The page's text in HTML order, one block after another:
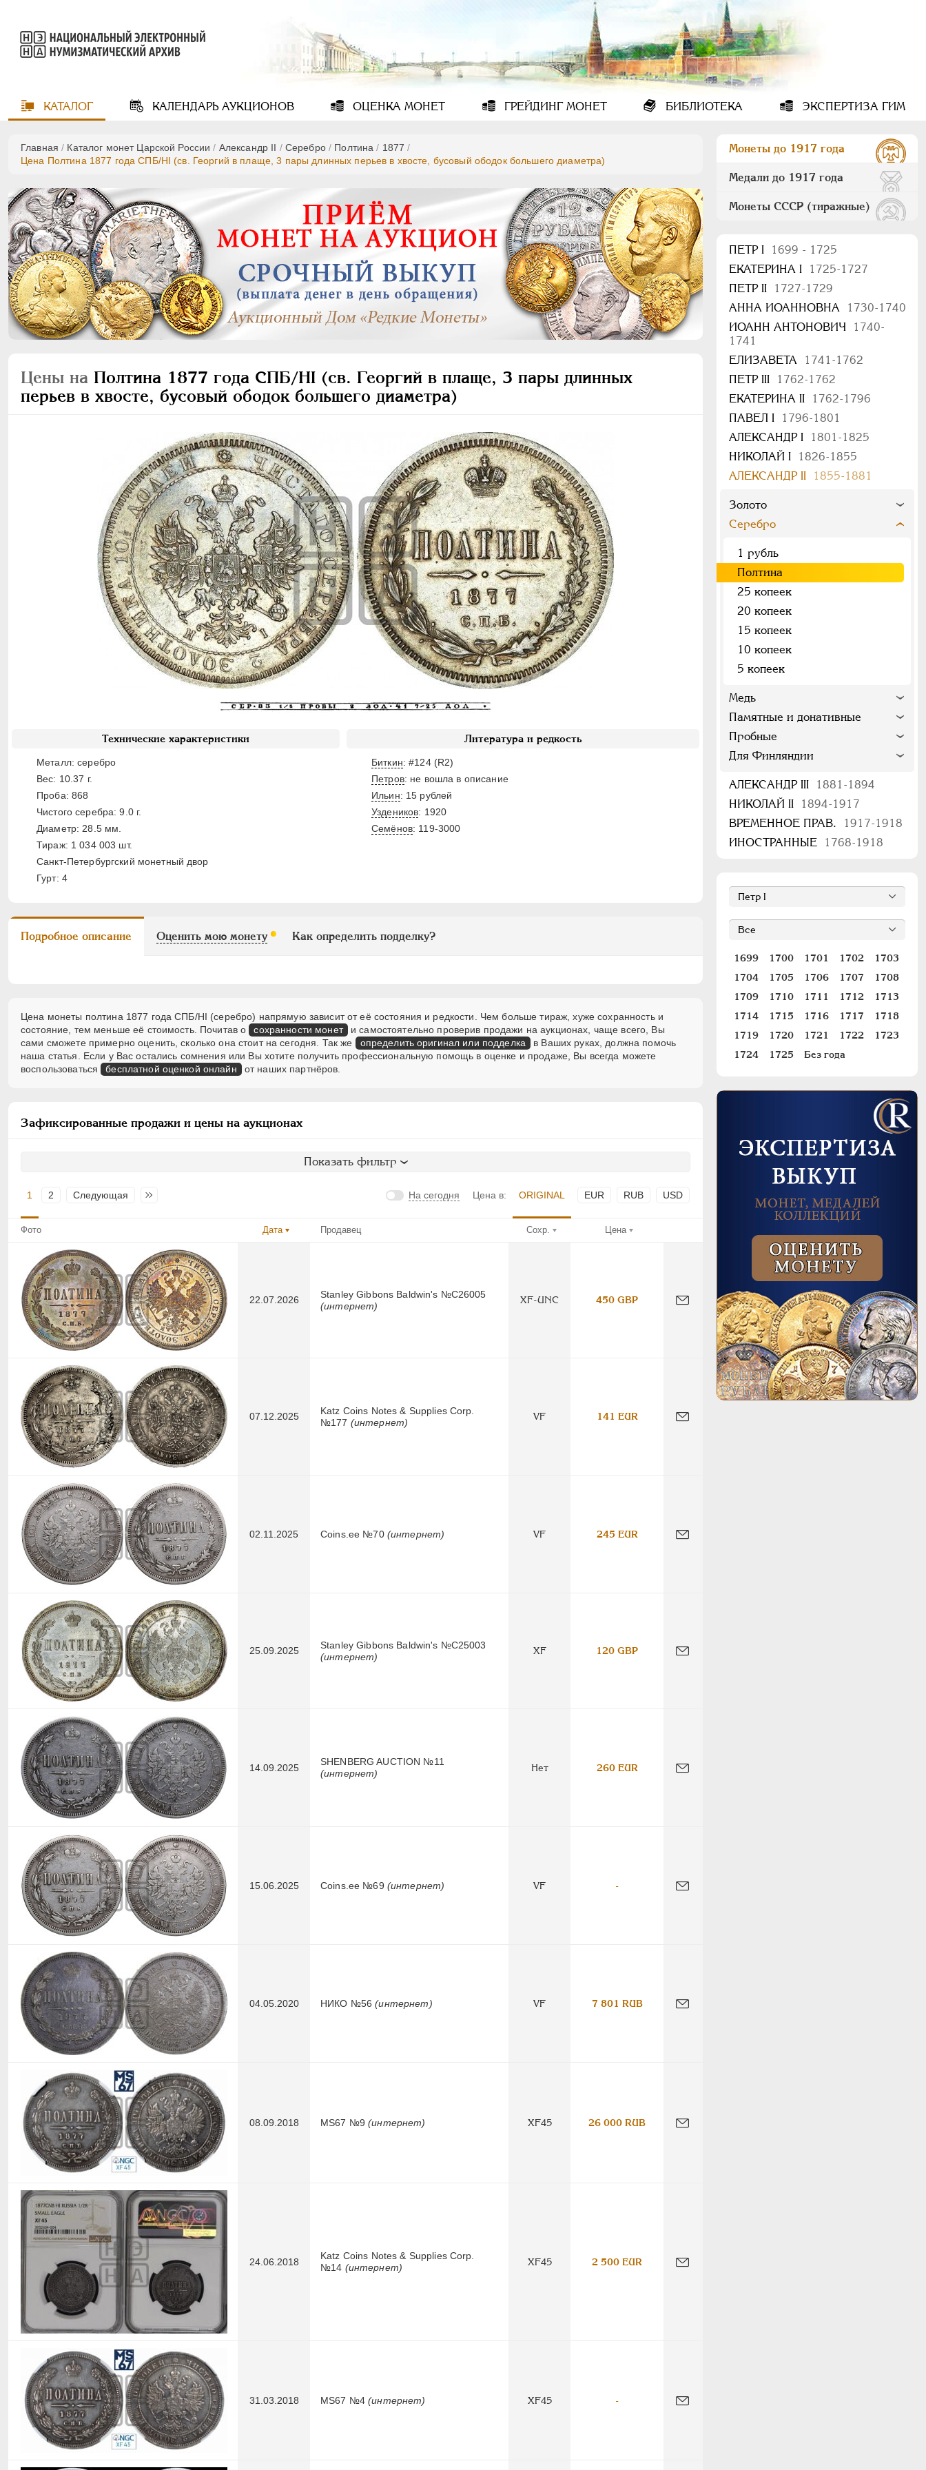
КАТАЛОГ КАЛЕНДАРЬАУКЦИОНОВ ОЦЕНКА МОНЕТ ГРЕЙДИНГМОНЕТ БИБЛИОТЕКА ЭКСПЕРТИЗА ГИМ
Главная / Каталог монет Царской России / Александр II / Серебро/ Полтина / 1877 /
Цена Полтина 1877 года СПБ/НI (св. Георгий в плаще, 3 пары длинных перьев в хвосте, бусовый ободок большего диаметра)
Цены на Полтина 1877 года СПБ/НI (св. Георгий в плаще, 3 пары длинных
перьев в хвосте, бусовый ободок большего диаметра)
Технические характеристики
Металл: серебро
Вес: 10.37 г.
Проба: 868
Чистого серебра: 9.0 г.
Диаметр: 28.5 мм.
Тираж: 1 034 003 шт.
Санкт-Петербургский монетный двор
Гурт: 4
Литература и редкость
Биткин: #124 (R2)
Петров: не вошла в описание
Ильин: 15 рублей
Уздеников: 1920
Семёнов: 119-3000
Подробное описание Оценить мою монету Как определить подделку?
Цена монеты полтина 1877 года СПБ/НI (серебро) напрямую зависит от её состояния и редкости. Чем больше тираж, хуже сохранность и
состояние, тем меньше её стоимость. Почитав о сохранности монет и самостоятельно проверив продажи на аукционах, чаще всего, Вы
сами сможете примерно оценить, сколько она стоит на сегодня. Так же
определить оригинал или подделка
в Ваших руках, должна помочь
наша статья. Если у Вас остались сомнения или Вы хотите получить профессиональную помощь в оценке и продаже, Вы всегда можете
воспользоваться бесплатной оценкой онлайн от наших партнёров.
Зафиксированные продажи и цены на аукционах
Показать фильтр
1 2 Следующая Последняя На сегодня Цена в: ORIGINAL EUR RUB USD
Фото Дата Продавец Сохр. Цена
22.07.2026
Stanley Gibbons Baldwin's №C26005
(интернет)
XF-UNC 450 GBP
07.12.2025
Katz Coins Notes & Supplies Corp.
№177 (интернет)
VF 141 EUR
02.11.2025 Coins.ee №70 (интернет) VF 245 EUR
25.09.2025
Stanley Gibbons Baldwin's №C25003
(интернет)
XF 120 GBP
14.09.2025
SHENBERG AUCTION №11
(интернет)
Нет 260 EUR
15.06.2025 Coins.ee №69 (интернет) VF -
04.05.2020 НИКО №56(интернет) VF 7 801 RUB
08.09.2018 MS67 №9(интернет) XF45 26 000 RUB
24.06.2018
Katz Coins Notes & Supplies Corp.
№14 (интернет)
XF45 2 500 EUR
31.03.2018 MS67 №4(интернет) XF45 -
Монеты до 1917 года
Медали до 1917 года
Монеты СССР (тиражные)
ПEТР I
1699 - 1725
ЕКАТЕРИНА I
1725-1727
ПЕТР II
1727-1729
АННА ИОАННОВНА
1730-1740
ИОАНН АНТОНОВИЧ
1740-
1741
ЕЛИЗАВЕТА
1741-1762
ПЕТР III
1762-1762
ЕКАТЕРИНА II
1762-1796
ПАВЕЛ I
1796-1801
АЛЕКСАНДР I
1801-1825
НИКОЛАЙ I
1826-1855
АЛЕКСАНДР II
1855-1881
Золото
Серебро
1 рубль
Полтина
25 копеек
20 копеек
15 копеек
10 копеек
5 копеек
Медь
Памятные и донативные
Пробные
Для Финляндии
АЛЕКСАНДР III
1881-1894
НИКОЛАЙ II
1894-1917
ВРЕМЕННОЕ ПРАВ.
1917-1918
ИНОСТРАННЫЕ
1768-1918
1699 1700 1701 1702
1703
1704
1705 1706 1707
1708
1709
1710 1711 1712
1713
1714
1715 1716 1717
1718
1719
1720 1721 1722
1723
1724
1725 Без года